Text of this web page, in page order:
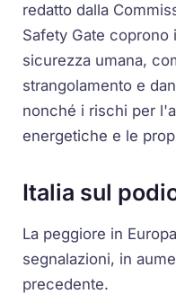
redatto dalla
Safety Gate coprono
sicurezza umana,
strangolamento e
nonché i rischi per
energetiche e le
Italia sul
La peggiore in
segnalazioni, in
precedente.